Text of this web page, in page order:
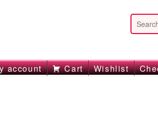
account Cart Wishlist